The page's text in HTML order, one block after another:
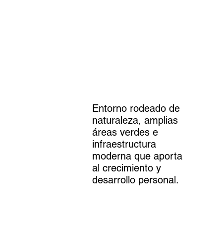
Entorno rodeado de
naturaleza, amplias
áreas verdes e
infraestructura
moderna que aporta
al crecimiento y
desarrollo personal.